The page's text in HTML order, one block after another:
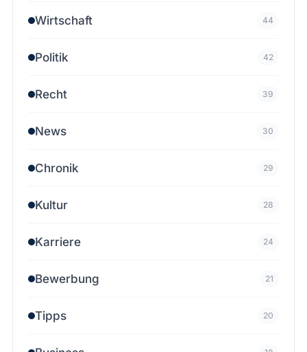
Wirtschaft 44
Politik 42
Recht 39
News 30
Chronik 29
Kultur 28
Karriere 24
Bewerbung 21
Tipps 20